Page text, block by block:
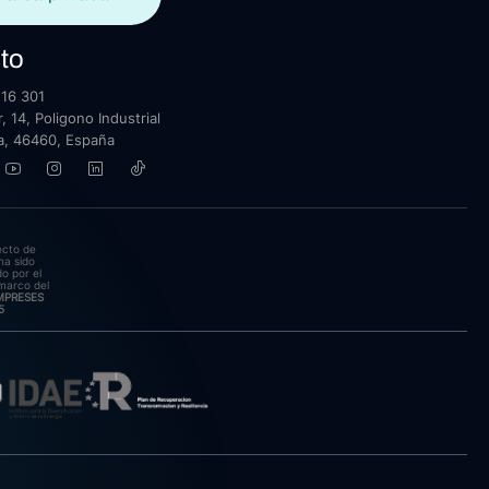
301
14, Poligono Industrial
46460, España
de
sido
por el
del